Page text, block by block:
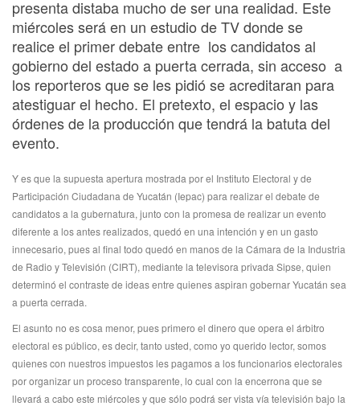
presenta distaba mucho de ser una realidad. Este
miércoles será en un estudio de TV donde se
realice el primer debate entre los candidatos al
gobierno del estado a puerta cerrada, sin acceso a
los reporteros que se les pidió se acreditaran para
atestiguar el hecho. El pretexto, el espacio y las
órdenes de la producción que tendrá la batuta del
evento.
Y es que la supuesta apertura mostrada por el Instituto Electoral y de
Participación Ciudadana de Yucatán (Iepac) para realizar el debate de
candidatos a la gubernatura, junto con la promesa de realizar un evento
diferente a los antes realizados, quedó en una intención y en un gasto
innecesario, pues al final todo quedó en manos de la Cámara de la Industria
de Radio y Televisión (CIRT), mediante la televisora privada Sipse, quien
determinó el contraste de ideas entre quienes aspiran gobernar Yucatán sea
a puerta cerrada.
El asunto no es cosa menor, pues primero el dinero que opera el árbitro
electoral es público, es decir, tanto usted, como yo querido lector, somos
quienes con nuestros impuestos les pagamos a los funcionarios electorales
por organizar un proceso transparente, lo cual con la encerrona que se
llevará a cabo este miércoles y que sólo podrá ser vista vía televisión bajo la